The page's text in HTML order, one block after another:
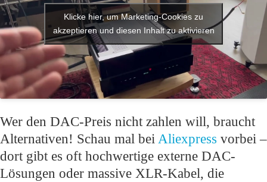
Klicke hier, um Marketing-Cookies zu
akzeptieren und diesen Inhalt zu aktivieren
Wer den DAC-Preis nicht zahlen will, braucht
Alternativen! Schau mal bei Aliexpress vorbei –
dort gibt es oft hochwertige externe DAC-
Lösungen oder massive XLR-Kabel, die